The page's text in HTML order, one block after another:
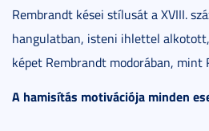
Rembrandt kései stílusát a XVIII.
hangulatban, isteni ihlettel
képet Rembrandt modorában, mint
A hamisítás motivációja minden